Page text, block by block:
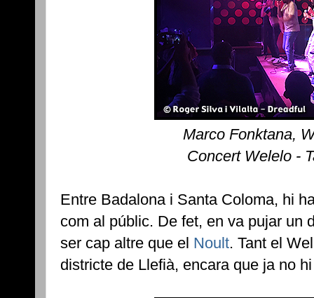
Marco Fonktana,
Concert Welelo -
Entre Badalona i Santa Coloma, hi
com al públic. De fet, en va pujar un
ser cap altre que el Noult. Tant el
districte de Llefià, encara que ja no